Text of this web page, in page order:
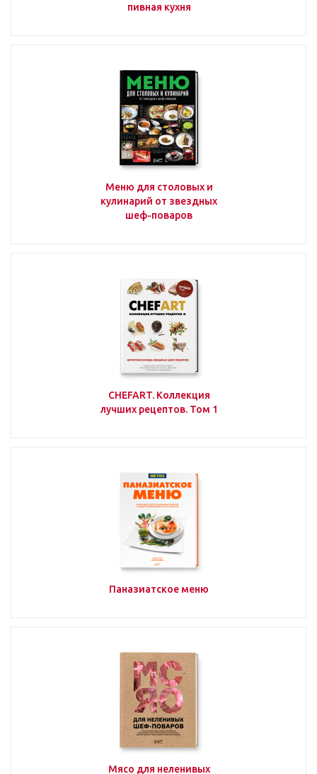
пивная кухня
Меню для столовых и
кулинарий от звездных
шеф-поваров
CHEFART. Коллекция
лучших рецептов. Том 1
Паназиатское меню
Мясо для неленивых